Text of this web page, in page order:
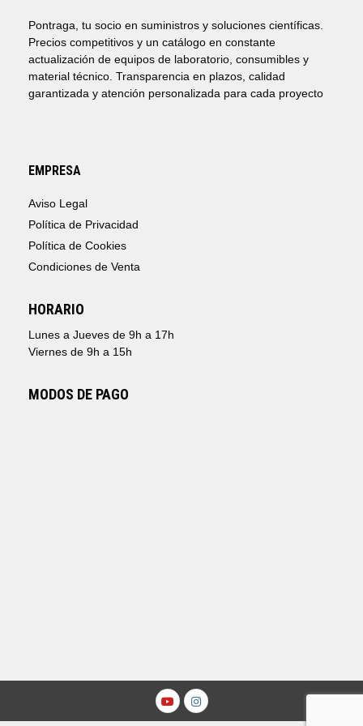
Pontraga, tu socio en suministros y soluciones científicas.
Precios competitivos y un catálogo en constante
actualización de equipos de laboratorio, consumibles y
material técnico. Transparencia en plazos, calidad
garantizada y atención personalizada para cada proyecto
EMPRESA
Aviso Legal
Política de Privacidad
Política de Cookies
Condiciones de Venta
HORARIO
Lunes a Jueves de 9h a 17h
Viernes de 9h a 15h
MODOS DE PAGO
Youtube
Instagram